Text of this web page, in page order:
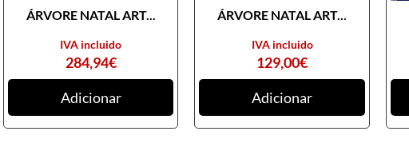
ÁRVORE NATAL ART...
284,94€
IVA incluido
Adicionar
ÁRVORE NATAL ART...
129,00€
IVA incluido
Adicionar